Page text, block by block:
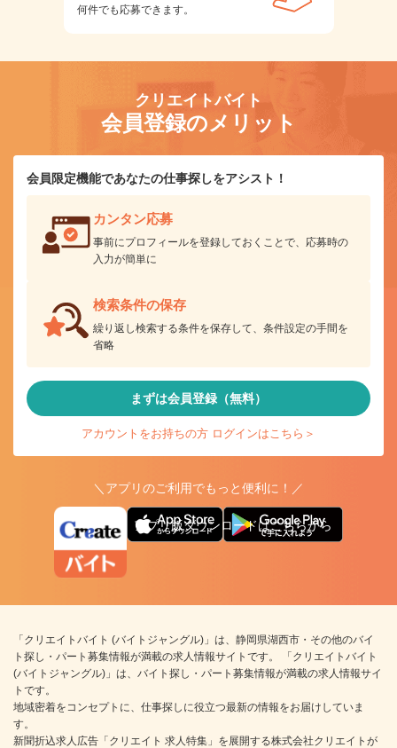
何件でも応募できます。
クリエイトバイト
会員登録のメリット
会員限定機能であなたの仕事探しをアシスト！
カンタン応募
事前にプロフィールを登録しておくことで、応募時の
入力が簡単に
検索条件の保存
繰り返し検索する条件を保存して、条件設定の手間を
省略
まずは会員登録（無料）
アカウントをお持ちの方 ログインはこちら＞
＼アプリのご利用でもっと便利に！／
アプリ版ダウンロードはこちらから
「クリエイトバイト (バイトジャングル)」は、静岡県湖西市・その他のバイ
ト探し・パート募集情報が満載の求人情報サイトです。 「クリエイトバイト
(バイトジャングル)」は、バイト探し・パート募集情報が満載の求人情報サイ
トです。
地域密着をコンセプトに、仕事探しに役立つ最新の情報をお届けしていま
す。
新聞折込求人広告「クリエイト 求人特集」を展開する株式会社クリエイトが